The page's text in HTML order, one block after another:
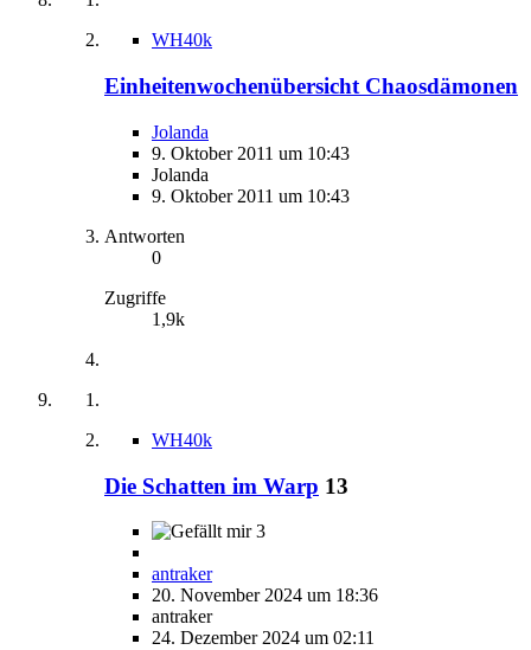
WH40k
Einheitenwochenübersicht Chaosdämonen
Jolanda
9. Oktober 2011 um 10:43
Jolanda
9. Oktober 2011 um 10:43
Antworten
0
Zugriffe
1,9k
WH40k
Die Schatten im Warp 13
3
antraker
20. November 2024 um 18:36
antraker
24. Dezember 2024 um 02:11